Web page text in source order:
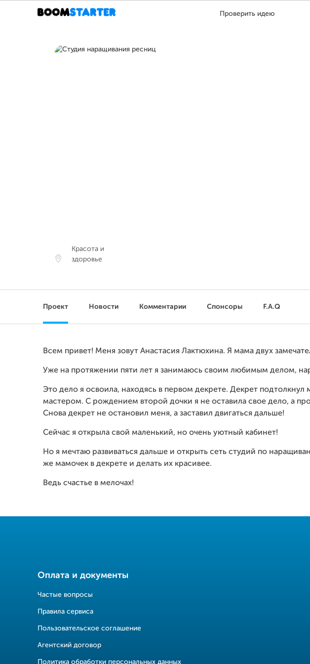
Проверить идею
Красота и
здоровье
Проект Новости Комментарии Спонсоры F.A.Q
Всем привет! Меня зовут Анастасия Лактюхина. Я мама двух
Уже на протяжении пяти лет я занимаюсь своим любимым делом,
Это дело я освоила, находясь в первом декрете. Декрет подтолкнул
мастером. С рождением второй дочки я не оставила свое дело, а
Снова декрет не остановил меня, а заставил двигаться дальше!
Сейчас я открыла свой маленький, но очень уютный кабинет!
Но я мечтаю развиваться дальше и открыть сеть студий по
же мамочек в декрете и делать их красивее.
Ведь счастье в мелочах!
Оплата и документы
Частые вопросы
Правила сервиса
Пользовательское соглашение
Агентский договор
Политика обработки персональных данных